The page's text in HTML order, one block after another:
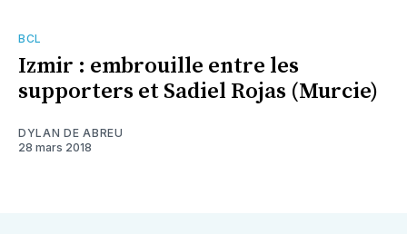
BCL
Izmir : embrouille entre les
supporters et Sadiel Rojas (Murcie)
DYLAN DE ABREU
28 mars 2018